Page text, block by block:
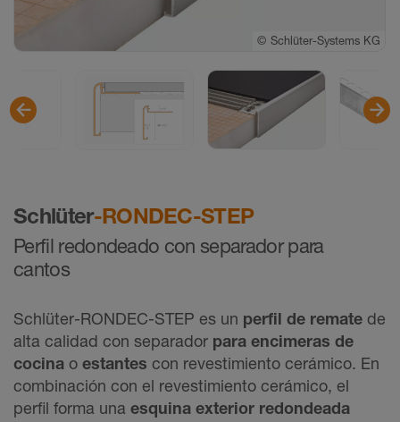
Schlüter-RONDEC-STEP
Perfil redondeado con separador para
cantos
Schlüter-RONDEC-STEP es un perfil de remate de
alta calidad con separador para encimeras de
cocina o estantes con revestimiento cerámico. En
combinación con el revestimiento cerámico, el
perfil forma una esquina exterior redondeada
© Schlüter-Systems KG
© Schlüter-Systems KG
© Schlüter-Systems KG
© Schlüter-Systems KG